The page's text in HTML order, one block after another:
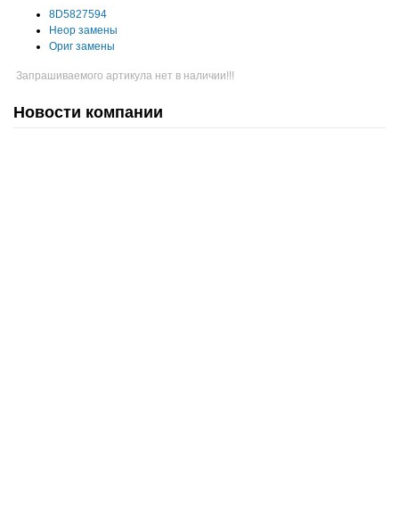
8D5827594
Неор замены
Ориг замены
Запрашиваемого артикула нет в наличии!!!
Новости компании